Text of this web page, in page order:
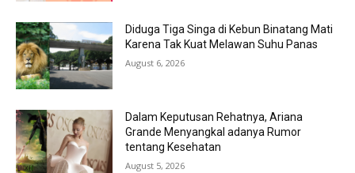
Diduga Tiga Singa di Kebun Binatang Mati
Karena Tak Kuat Melawan Suhu Panas
August 6, 2026
Dalam Keputusan Rehatnya, Ariana
Grande Menyangkal adanya Rumor
tentang Kesehatan
August 5, 2026